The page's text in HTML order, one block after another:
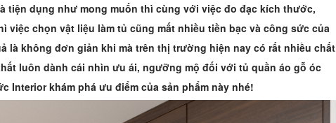
tiện dụng như mong muốn thì cùng với việc đo đạc kích thước,
việc chọn vật liệu làm tủ cũng mất nhiều tiền bạc và công sức của
là không đơn giản khi mà trên thị trường hiện nay có rất nhiều chất
luôn dành cái nhìn ưu ái, ngưỡng mộ đối với tủ quần áo gỗ óc
Interior khám phá ưu điểm của sản phẩm này nhé!